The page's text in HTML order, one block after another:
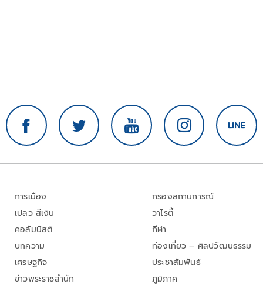
การเมือง
เปลว สีเงิน
คอลัมนิสต์
บทความ
เศรษฐกิจ
ข่าวพระราชสำนัก
กรองสถานการณ์
วาไรตี้
กีฬา
ท่องเที่ยว – ศิลปวัฒนธรรม
ประชาสัมพันธ์
ภูมิภาค